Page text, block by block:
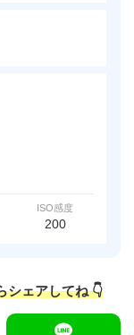
ISO感度
200
シェアしてね 👇